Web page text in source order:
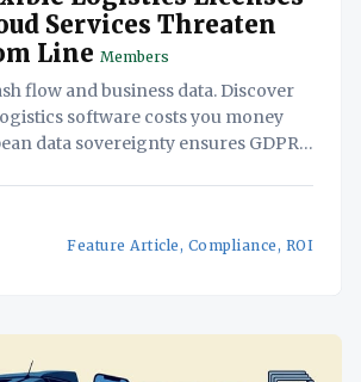
Services Threaten
Line Members
flow and business data. Discover
software costs you money
data sovereignty ensures GDPR
Feature Article, Compliance, ROI